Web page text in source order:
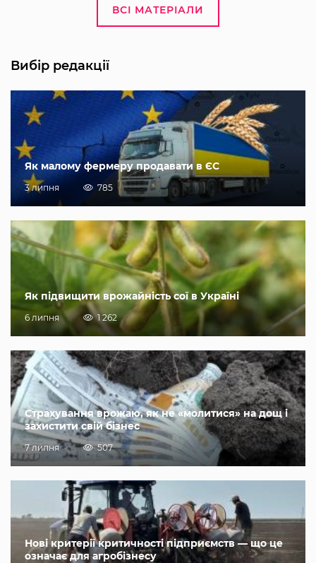
ВСІ МАТЕРІАЛИ
Вибір редакції
Як малому фермеру продавати в ЄС
3 липня 785
Як підвищити врожайність сої в Україні
6 липня 1 262
Страхування врожаю, як не «молитися» на дощ і
захистити свій бізнес
7 липня 507
Нові критерії критичності підприємств — що це
означає для агробізнесу